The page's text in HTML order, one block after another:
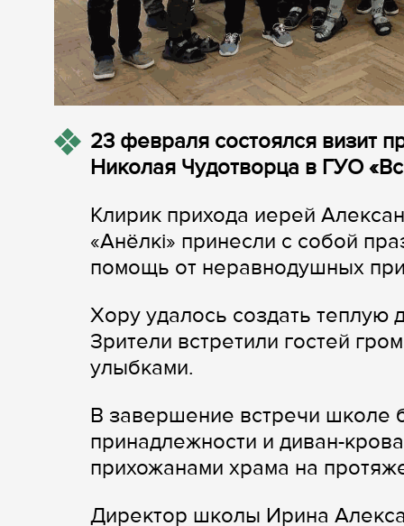
23 февраля состоялся визит
Николая Чудотворца в ГУО
Клирик прихода иерей
«Анёлкі» принесли с собой
помощь от неравнодушных
Хору удалось создать теплую
Зрители встретили гостей
улыбками.
В завершение встречи школе
принадлежности и диван-
прихожанами храма на
Директор школы Ирина